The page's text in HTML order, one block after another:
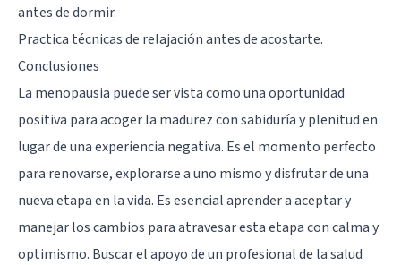
antes de dormir.
Practica técnicas de relajación antes de acostarte.
Conclusiones
La menopausia puede ser vista como una oportunidad
positiva para acoger la madurez con sabiduría y plenitud en
lugar de una experiencia negativa. Es el momento perfecto
para renovarse, explorarse a uno mismo y disfrutar de una
nueva etapa en la vida. Es esencial aprender a aceptar y
manejar los cambios para atravesar esta etapa con calma y
optimismo. Buscar el apoyo de un profesional de la salud